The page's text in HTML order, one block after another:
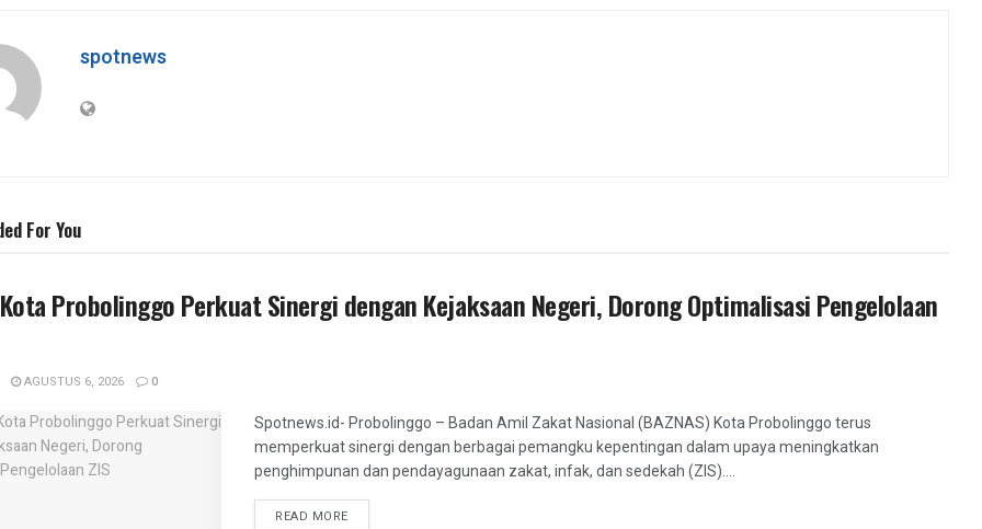
o
gr
a
m
e
spotnews
For You
Kota Probolinggo Perkuat Sinergi dengan Kejaksaan Negeri, Dorong Optimalisasi Pengelolaan
AGUSTUS 6, 2026 0
Spotnews.id- Probolinggo – Badan Amil Zakat Nasional (BAZNAS) Kota Probolinggo terus
memperkuat sinergi dengan berbagai pemangku kepentingan dalam upaya meningkatkan
penghimpunan dan pendayagunaan zakat, infak, dan sedekah (ZIS)....
READ MOREDETAILS